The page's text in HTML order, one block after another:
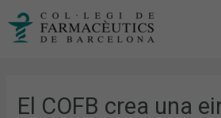
El COFB crea una